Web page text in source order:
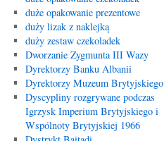
duże opakowanie prezentowe
duży lizak z naklejką
duży zestaw czekoladek
Dworzanie Zygmunta III Wazy
Dyrektorzy Banku Albanii
Dyrektorzy Muzeum Brytyjskiego
Dyscypliny rozgrywane podczas
Igrzysk Imperium Brytyjskiego i
Wspólnoty Brytyjskiej 1966